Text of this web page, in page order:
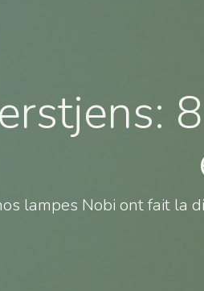
lampes Nobi ont fait la